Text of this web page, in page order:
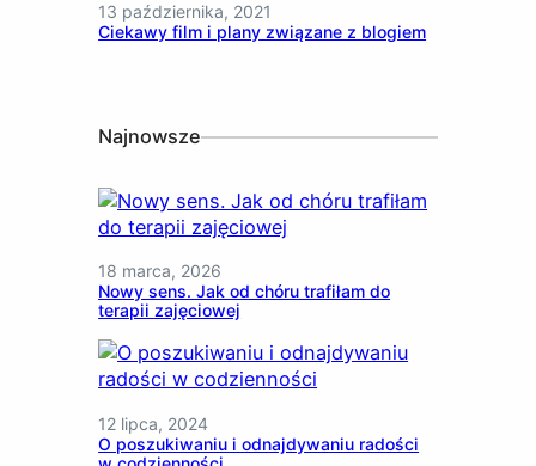
13 października, 2021
Ciekawy film i plany związane z blogiem
Najnowsze
18 marca, 2026
Nowy sens. Jak od chóru trafiłam do
terapii zajęciowej
12 lipca, 2024
O poszukiwaniu i odnajdywaniu radości